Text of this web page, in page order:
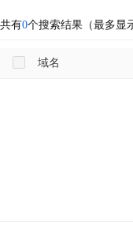
共有0个搜索结果（最多显
域名